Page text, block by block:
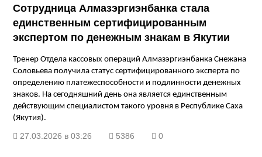
Сотрудница Алмазэргиэнбанка стала
единственным сертифицированным
экспертом по денежным знакам в Якутии
Тренер Отдела кассовых операцийАлмазэргиэнбанка Снежана
Соловьева получила статус сертифицированного эксперта по
определению платежеспособности и подлинности денежных
знаков. На сегодняшний день она является единственным
действующим специалистом такого уровня в Республике Саха
(Якутия).
27.03.2026 в 03:26 5386 0